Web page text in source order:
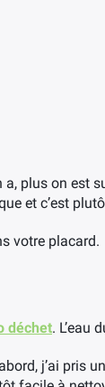
plus on est
et c’est
votre placard.
déchet. L’eau
j’ai pris